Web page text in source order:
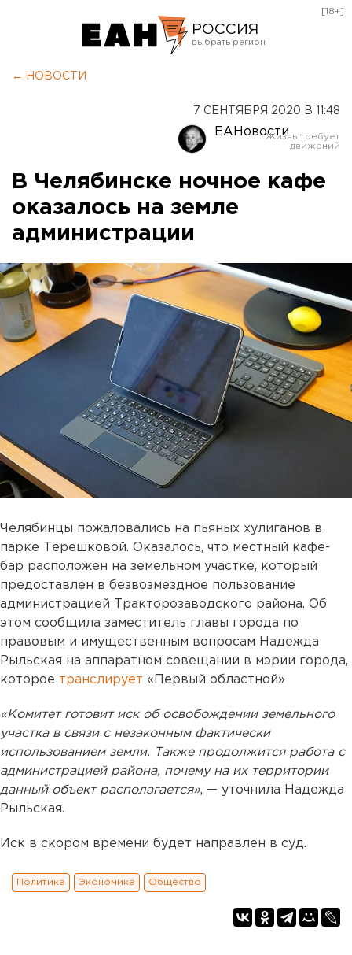
РОССИЯ
Оренбург
[18+]
← НОВОСТИ
7 СЕНТЯБРЯ 2020 В 11:48
ЕАНовости
В Челябинске ночное кафе
оказалось на земле
администрации
Челябинцы пожаловались на пьяных хулиганов в
парке Терешковой. Оказалось, что местный кафе-
бар расположен на земельном участке, который
предоставлен в безвозмездное пользование
администрацией Тракторозаводского района. Об
этом сообщила заместитель главы города по
правовым и имущественным вопросам Надежда
Рыльская на аппаратном совещании в мэрии города,
которое транслирует «Первый областной»
«Комитет готовит иск об освобождении земельного
участка в связи с незаконным фактически
использованием земли. Также продолжится работа с
администрацией района, почему на их территории
данный объект располагается», — уточнила Надежда
Рыльская.
Иск в скором времени будет направлен в суд.
Политика Экономика Общество